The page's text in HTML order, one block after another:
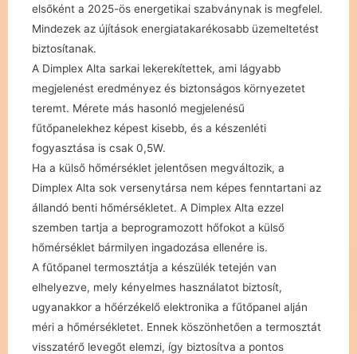
elsőként a 2025-ös energetikai szabványnak is megfelel.
Mindezek az újítások energiatakarékosabb üzemeltetést
biztosítanak.
A Dimplex Alta sarkai lekerekítettek, ami lágyabb
megjelenést eredményez és biztonságos környezetet
teremt. Mérete más hasonló megjelenésű
fűtőpanelekhez képest kisebb, és a készenléti
fogyasztása is csak 0,5W.
Ha a külső hőmérséklet jelentősen megváltozik, a
Dimplex Alta sok versenytársa nem képes fenntartani az
állandó benti hőmérsékletet. A Dimplex Alta ezzel
szemben tartja a beprogramozott hőfokot a külső
hőmérséklet bármilyen ingadozása ellenére is.
A fűtőpanel termosztátja a készülék tetején van
elhelyezve, mely kényelmes használatot biztosít,
ugyanakkor a hőérzékelő elektronika a fűtőpanel alján
méri a hőmérsékletet. Ennek köszönhetően a termosztát
visszatérő levegőt elemzi, így biztosítva a pontos